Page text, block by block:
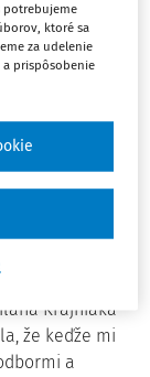
Prezidentka
neprebehol
za
konaním
nakoniec
dialógu a
Krajniaka
že keďže mi
a
potrebujeme
ktoré sa
za udelenie
a prispôsobenie